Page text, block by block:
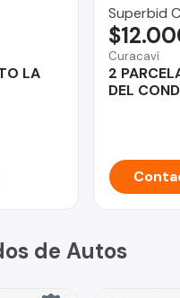
LA
Superbid
Curacaví
2
DEL
de Autos